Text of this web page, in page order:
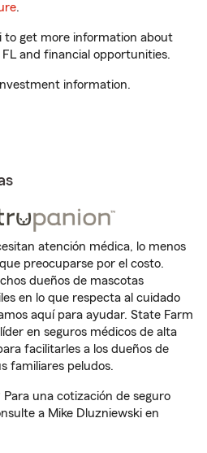
.
to get more information about
and financial opportunities.
information.
atención médica, lo menos
preocuparse por el costo.
dueños de mascotas
en lo que respecta al cuidado
aquí para ayudar. State Farm
en seguros médicos de alta
facilitarles a los dueños de
familiares peludos.
una cotización de seguro
a Mike Dluzniewski en